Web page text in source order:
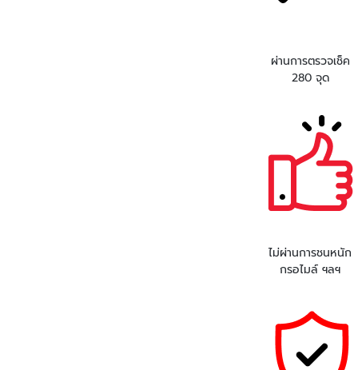
ผ่านการตรวจเช็ค
280 จุด
ไม่ผ่านการชนหนัก
กรอไมล์ ฯลฯ